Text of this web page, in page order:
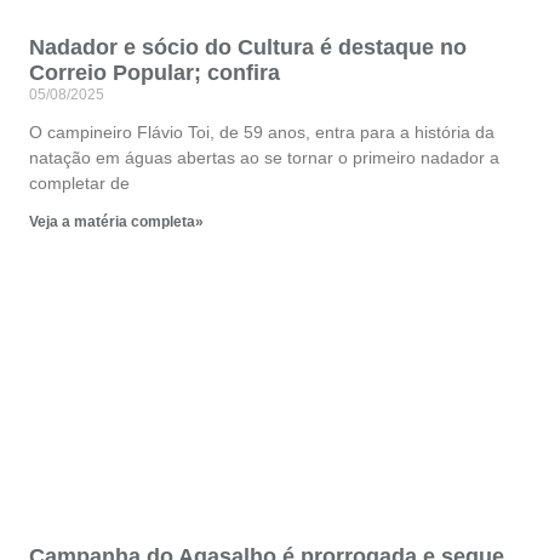
Nadador e sócio do Cultura é destaque no
Correio Popular; confira
05/08/2025
O campineiro Flávio Toi, de 59 anos, entra para a história da
natação em águas abertas ao se tornar o primeiro nadador a
completar de
Veja a matéria completa»